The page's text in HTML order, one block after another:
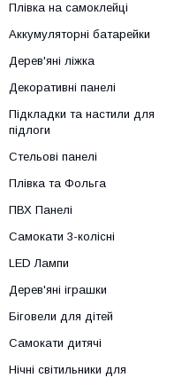
Плівка на самоклейці
Аккумуляторні батарейки
Дерев'яні ліжка
Декоративні панелі
Підкладки та настили для
підлоги
Стельові панелі
Плівка та Фольга
ПВХ Панелі
Самокати 3-колісні
LED Лампи
Дерев'яні іграшки
Біговели для дітей
Самокати дитячі
Нічні світильники для